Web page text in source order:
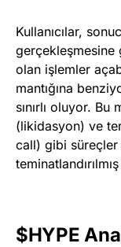
Kullanıcılar,
gerçekleşmesine
olan işlemler
mantığına
sınırlı oluyor.
(likidasyon) ve
call) gibi süreçler
$HYPE